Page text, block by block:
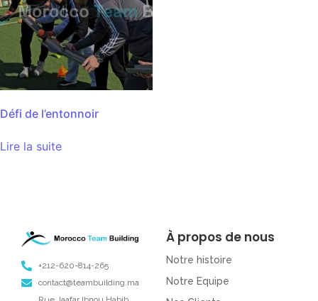
Défi de l’entonnoir
Lire la suite
+212-620-814-265
contact@teambuilding.ma
À propos de nous
Notre histoire
Notre Equipe